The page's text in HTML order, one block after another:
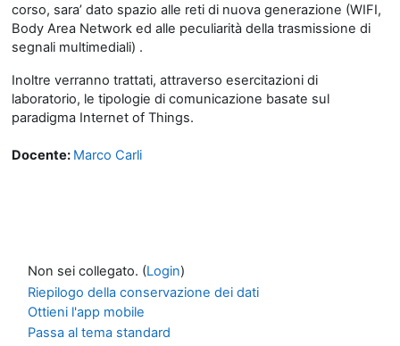
corso, sara’ dato spazio alle reti di nuova generazione (WIFI,
Body Area Network ed alle peculiarità della trasmissione di
segnali multimediali) .
Inoltre verranno trattati, attraverso esercitazioni di
laboratorio, le tipologie di comunicazione basate sul
paradigma Internet of Things.
Docente: Marco Carli
Non sei collegato. (Login)
Riepilogo della conservazione dei dati
Ottieni l'app mobile
Passa al tema standard